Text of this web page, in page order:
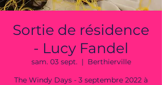
Sortie de résidence
- Lucy Fandel
sam. 03 sept.
  |
Berthierville
The Windy Days - 3 septembre 2022 à